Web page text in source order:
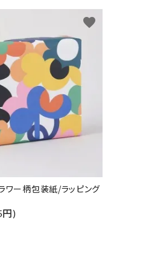
ワー柄包装紙/ラッピング
)
favorite